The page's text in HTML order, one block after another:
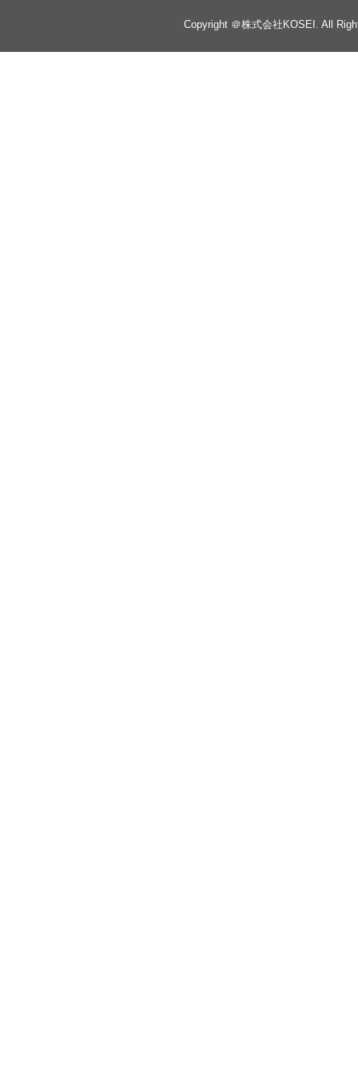
Copyright ＠株式会社KOSEI. All